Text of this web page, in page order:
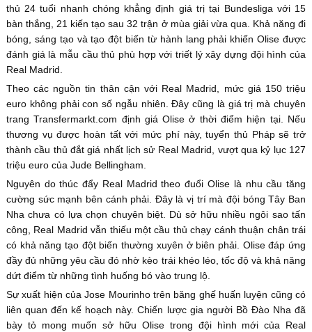
thủ 24 tuổi nhanh chóng khẳng định giá trị tại Bundesliga với 15
bàn thắng, 21 kiến tạo sau 32 trận ở mùa giải vừa qua. Khả năng đi
bóng, sáng tạo và tạo đột biến từ hành lang phải khiến Olise được
đánh giá là mẫu cầu thủ phù hợp với triết lý xây dựng đội hình của
Real Madrid.
Theo các nguồn tin thân cận với Real Madrid, mức giá 150 triệu
euro không phải con số ngẫu nhiên. Đây cũng là giá trị mà chuyên
trang Transfermarkt.com định giá Olise ở thời điểm hiện tại. Nếu
thương vụ được hoàn tất với mức phí này, tuyển thủ Pháp sẽ trở
thành cầu thủ đắt giá nhất lịch sử Real Madrid, vượt qua kỷ lục 127
triệu euro của Jude Bellingham.
Nguyên do thúc đẩy Real Madrid theo đuổi Olise là nhu cầu tăng
cường sức mạnh bên cánh phải. Đây là vị trí mà đội bóng Tây Ban
Nha chưa có lựa chọn chuyên biệt. Dù sở hữu nhiều ngôi sao tấn
công, Real Madrid vẫn thiếu một cầu thủ chạy cánh thuận chân trái
có khả năng tạo đột biến thường xuyên ở biên phải. Olise đáp ứng
đầy đủ những yêu cầu đó nhờ kèo trái khéo léo, tốc độ và khả năng
dứt điểm từ những tình huống bó vào trung lộ.
Sự xuất hiện của Jose Mourinho trên băng ghế huấn luyện cũng có
liên quan đến kế hoạch này. Chiến lược gia người Bồ Đào Nha đã
bày tỏ mong muốn sở hữu Olise trong đội hình mới của Real